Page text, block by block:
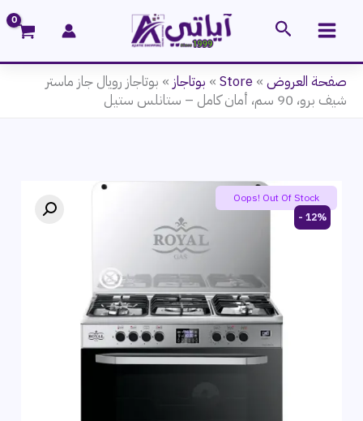
البحث
صفحة العروض »
Store
» بوتاجاز » بوتاجاز رويال جاز ماستر
شيف برو، 90 سم، أمان كامل – ستانلس ستيل
Oops! Out Of Stock
12% -